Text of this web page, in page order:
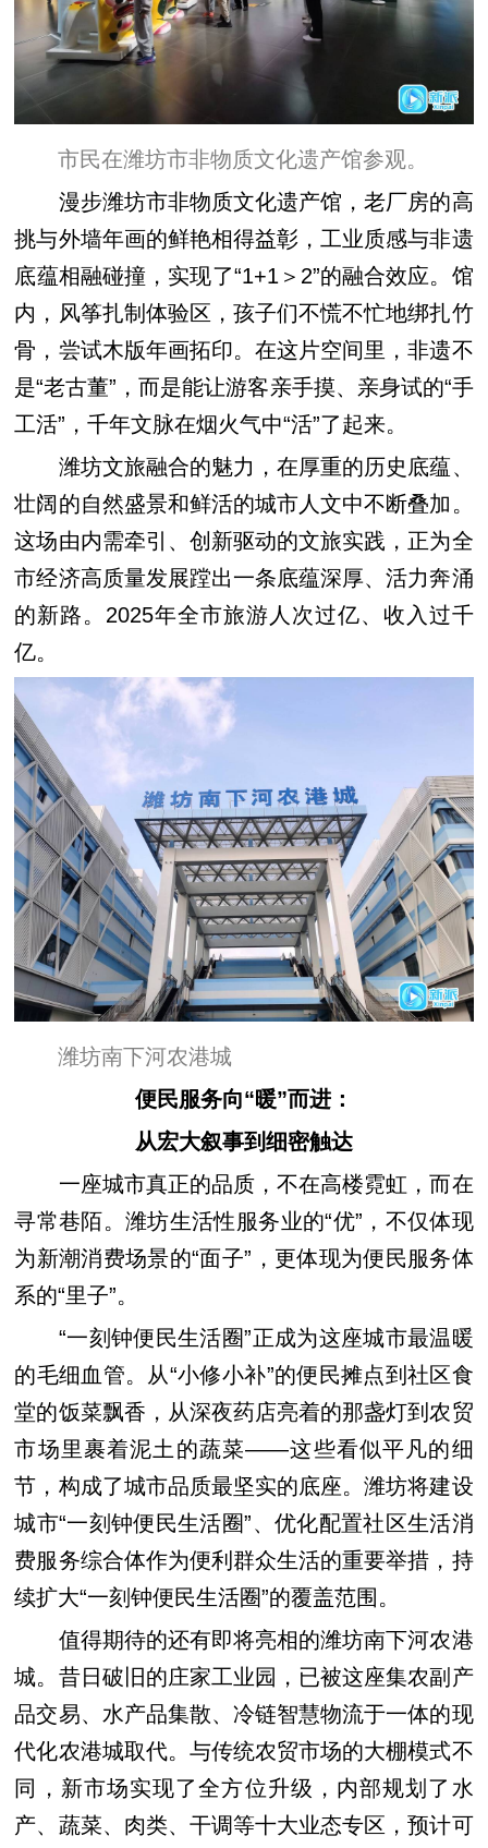
市民在潍坊市非物质文化遗产馆参观。
漫步潍坊市非物质文化遗产馆，老厂房的高
挑与外墙年画的鲜艳相得益彰，工业质感与非遗
底蕴相融碰撞，实现了“1+1＞2”的融合效应。馆
内，风筝扎制体验区，孩子们不慌不忙地绑扎竹
骨，尝试木版年画拓印。在这片空间里，非遗不
是“老古董”，而是能让游客亲手摸、亲身试的“手
工活”，千年文脉在烟火气中“活”了起来。
潍坊文旅融合的魅力，在厚重的历史底蕴、
壮阔的自然盛景和鲜活的城市人文中不断叠加。
这场由内需牵引、创新驱动的文旅实践，正为全
市经济高质量发展蹚出一条底蕴深厚、活力奔涌
的新路。2025年全市旅游人次过亿、收入过千
亿。
潍坊南下河农港城
便民服务向“暖”而进：
从宏大叙事到细密触达
一座城市真正的品质，不在高楼霓虹，而在
寻常巷陌。潍坊生活性服务业的“优”，不仅体现
为新潮消费场景的“面子”，更体现为便民服务体
系的“里子”。
“一刻钟便民生活圈”正成为这座城市最温暖
的毛细血管。从“小修小补”的便民摊点到社区食
堂的饭菜飘香，从深夜药店亮着的那盏灯到农贸
市场里裹着泥土的蔬菜——这些看似平凡的细
节，构成了城市品质最坚实的底座。潍坊将建设
城市“一刻钟便民生活圈”、优化配置社区生活消
费服务综合体作为便利群众生活的重要举措，持
续扩大“一刻钟便民生活圈”的覆盖范围。
值得期待的还有即将亮相的潍坊南下河农港
城。昔日破旧的庄家工业园，已被这座集农副产
品交易、水产品集散、冷链智慧物流于一体的现
代化农港城取代。与传统农贸市场的大棚模式不
同，新市场实现了全方位升级，内部规划了水
产、蔬菜、肉类、干调等十大业态专区，预计可